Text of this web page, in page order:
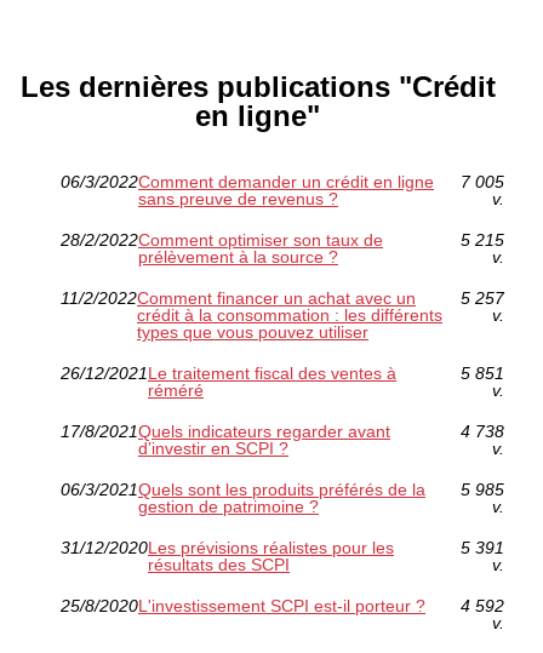
Les dernières publications "Crédit
en ligne"
06/3/2022Comment demander un crédit en ligne
sans preuve de revenus ?
7 005
v.
28/2/2022Comment optimiser son taux de
prélèvement à la source ?
5 215
v.
11/2/2022Comment financer un achat avec un
crédit à la consommation : les différents
types que vous pouvez utiliser
5 257
v.
26/12/2021Le traitement fiscal des ventes à
réméré
5 851
v.
17/8/2021Quels indicateurs regarder avant
d’investir en SCPI ?
4 738
v.
06/3/2021Quels sont les produits préférés de la
gestion de patrimoine ?
5 985
v.
31/12/2020Les prévisions réalistes pour les
résultats des SCPI
5 391
v.
25/8/2020L'investissement SCPI est-il porteur ?
4 592
v.